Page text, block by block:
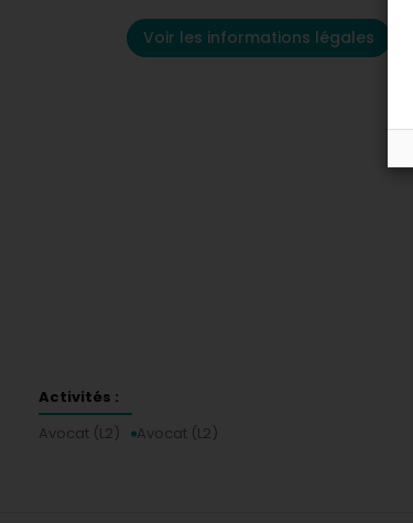
Voir les informations légales
Activités :
Avocat (L2)
Avocat (L2)